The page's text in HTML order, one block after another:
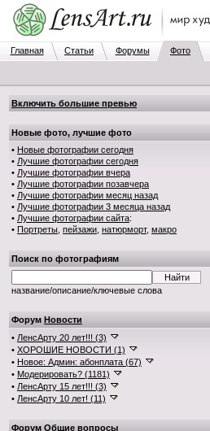
Главная Статьи Форумы Фото
Включить большие превью
Новые фото, лучшие фото
• Новые фотографии сегодня
• Лучшие фотографии сегодня
• Лучшие фотографии вчера
• Лучшие фотографии позавчера
• Лучшие фотографии месяц назад
• Лучшие фотографии 3 месяца назад
• Лучшие фотографии сайта:
• Портреты пейзажи натюрморт, макро
Поиск по фотографиям
название/описание/ключевые слова
Форум Новости
• ЛенсАрту 20 лет!!! (3)
• ХОРОШИЕ НОВОСТИ (1)
• Новое: Админ: абонплата (67)
• Модерировать? (1181)
• ЛенсАрту 15 лет!!! (3)
• ЛенсАрту 10 лет! (11)
Форум Общие вопросы